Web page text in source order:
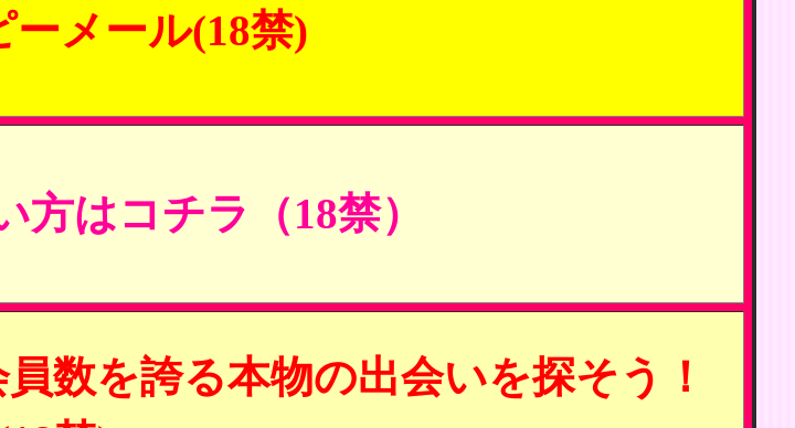
ーメール(18禁)
方はコチラ（18禁）
数を誇る本物の出会いを探そう！